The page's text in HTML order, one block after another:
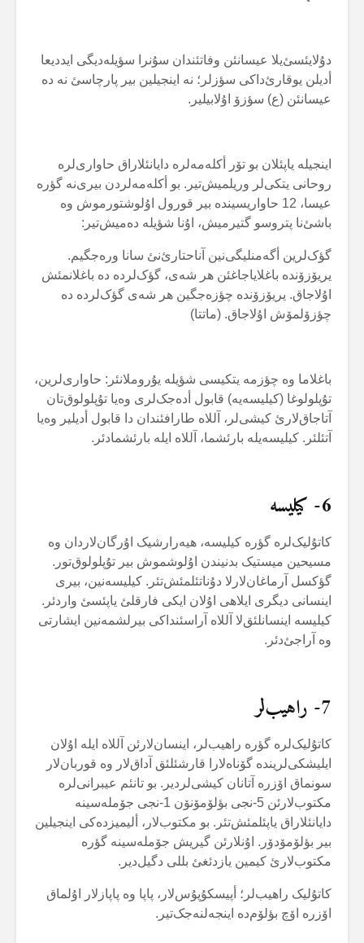
دۇلایئسئ‌یلا عیسانئن وفاتئندان سۇنرا سؤیلەدیگی ایددیعا
أدیلن یوقارئ‌داکی سؤزلر؛ نە اینجیلین بیر پارچاسئ نە دە
عیسانئن (ع) سؤزۆ اۇلابیلیر.
اینجیلە یاپئلان بو تۆر أکلەمەلرە دایانئلاراق حاواری‌لرە
روحانی یتکی‌لر وریلمیش‌تیر. بو أکلەمەلردن بیری‌نە گؤرە
عیسا، 12 حاواریسیندە بیر قورول اۇلوشتورموش وە
باشئ‌نا پتروسو گتیرمیش، اۇنا شؤیلە دەمیش‌تیر:
گؤک‌لرین أگەمنلیگی‌نین آناحتارئ‌نئ سانا ورەجگیم.
یریۆزۆندە باغلایاجاغئن هر شەی، گؤک‌لردە دە باغلانمئش
اۇلاجاق. یریۆزۆندە چؤزەجگین هر شەی گؤک‌لردە دە
چؤزۆلمۆش اۇلاجاق. (ماتتا)
باغلاما وە چؤزمە یتکیسی شؤیلە یۇروملانئر: حاواری‌لرین،
تۇپلولوغا (کیلیسەیە) قابول أدەجک‌لری وەیا تۇپلولوق‌تان
آتاجاق‌لارئ کیشی‌لر، آللاە طارافئندان دا قابول أدیلیر وەیا
آتئلئر. کیلیسەیلە بارئشما، آللاە ایلە بارئشمادئر.
6- کیلیسە
کاتۇلیک‌لرە گؤرە کیلیسە، هیەرارشیک اۇرگان‌لاردان وە
مسیحین میستیک بدنیندن اۇلوشموش بیر تۇپلولوق‌تور.
گؤکسل آرماغان‌لارلا دۇناتئلمئش‌تئر. کیلیسەنین، بیری
اینسانی دیگری ایلاهی اۇلان ایکی فارقلئ یاپئسئ واردئر.
کیلیسە اینسانلئق‌لا آللاە آراسئنداکی بیرلشمەنین ایشارتی
وە آراجئ‌دئر.
7- راهیب‌لر
کاتۇلیک‌لرە گؤرە راهیب‌لر، اینسان‌لارئن آللاە ایلە اۇلان
ایلیشکی‌لریندە گۆناەلارا قارشئلئق آداق‌لار وە قوربان‌لار
سونماق اۆزرە آتانان کیشی‌لردیر. بو تانئم عیبرانی‌لرە
مکتوب‌لارئن 5-نجی بؤلۆمۆنۆن 1-نجی جۆملەسینە
دایانئلاراق یاپئلمئش‌تئر. بو مکتوب‌لار، ألیمیزدەکی اینجیلین
بیر بؤلۆمۆدۆر. اۇنلارئن گیریش جۆملەسینە گؤرە
مکتوب‌لارئ کیمین یازدئغئ بللی دگیل‌دیر.
کاتۇلیک راهیب‌لر؛ أپیسکۇپۇس‌لار، پاپا وە پاپازلار اۇلماق
اۆزرە اۆچ بؤلۆم‌دە اینجەلنەجک‌تیر.